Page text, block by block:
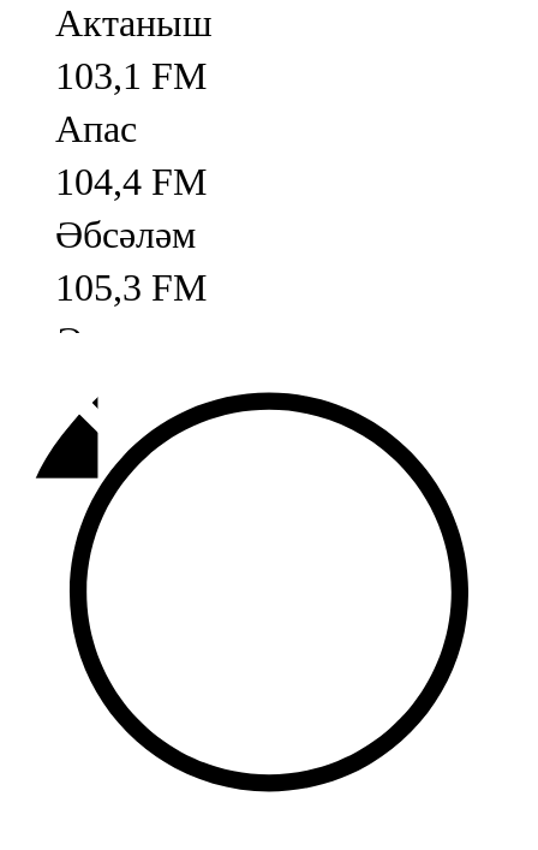
Актаныш
103,1 FM
Апас
104,4 FM
Әбсәләм
105,3 FM
Әлмәт
92,9 FM
Базарлы матак
107,1 FM
Балык бистәсе
104,9 FM
Баулы
107,5 FM
Биләр